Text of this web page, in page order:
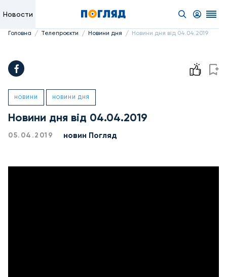
Новости
Головна / Телепроєкти / Новини дня / Новини дня від 04.04.2019
НОВИНИ НОВИНИ ДНЯ
Новини дня від 04.04.2019
05.04.2019 новин Погляд